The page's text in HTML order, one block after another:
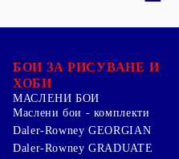
БОИ ЗА РИСУВАНЕ И
ХОБИ
МАСЛЕНИ БОИ
Маслени бои - комплекти
Daler-Rowney GEORGIAN
Daler-Rowney GRADUATE